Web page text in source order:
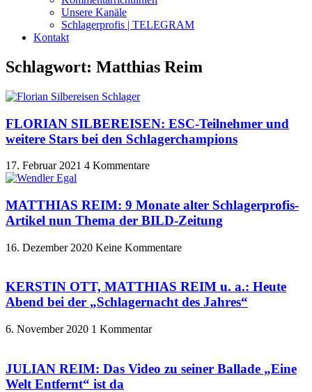
Unsere Kanäle
Schlagerprofis | TELEGRAM
Kontakt
Schlagwort: Matthias Reim
FLORIAN SILBEREISEN: ESC-Teilnehmer und
weitere Stars bei den Schlagerchampions
17. Februar 2021 4 Kommentare
MATTHIAS REIM: 9 Monate alter Schlagerprofis-
Artikel nun Thema der BILD-Zeitung
16. Dezember 2020 Keine Kommentare
KERSTIN OTT, MATTHIAS REIM u. a.: Heute
Abend bei der „Schlagernacht des Jahres“
6. November 2020 1 Kommentar
JULIAN REIM: Das Video zu seiner Ballade „Eine
Welt Entfernt“ ist da